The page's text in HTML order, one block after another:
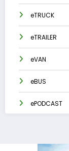
eTRUCK
eTRAILER
eVAN
eBUS
ePODCAST